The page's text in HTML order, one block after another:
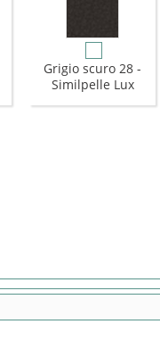
Grigio scuro 28 -
Similpelle Lux